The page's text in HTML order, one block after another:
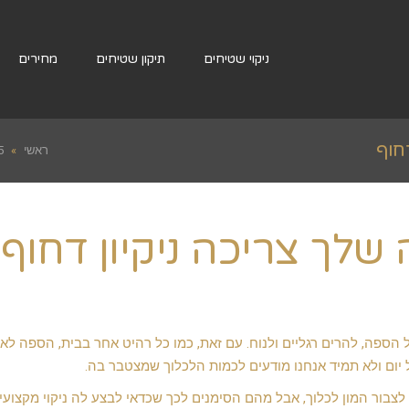
ניקוי שטיחים תיקון שטיחים מחירים
ראשי » 5 סימנים שהספה
הספה, להרים רגליים ולנוח. עם זאת, כמו כל רהיט אחר בבית, הספה לא
ולא תמיד אנחנו מודעים לכמות הלכלוך שמצטבר בה.
המון לכלוך, אבל מהם הסימנים לכך שכדאי לבצע לה ניקוי